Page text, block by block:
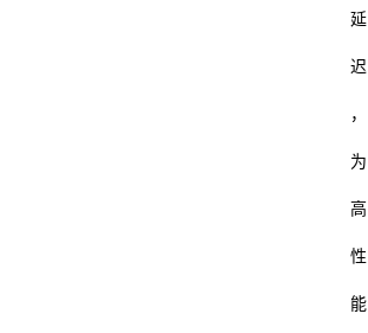
延
迟
，
为
高
性
能